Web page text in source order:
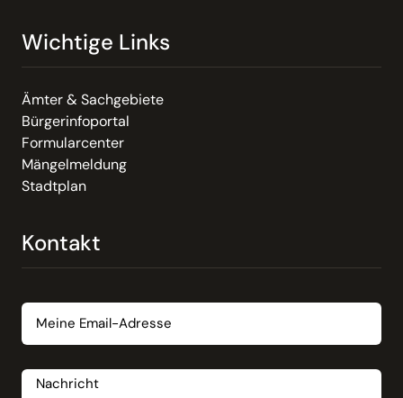
Wichtige Links
Ämter & Sachgebiete
Bürgerinfoportal
Formularcenter
Mängelmeldung
Stadtplan
Kontakt